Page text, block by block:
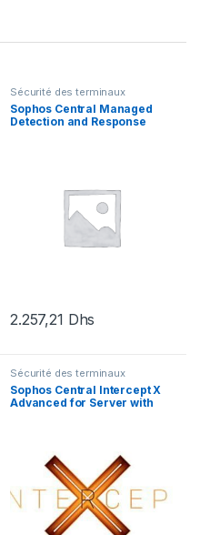
Sécurité des terminaux
Sophos Central Managed
Detection and Response
2.257,21 Dhs
Sécurité des terminaux
Sophos Central Intercept X
Advanced for Server with